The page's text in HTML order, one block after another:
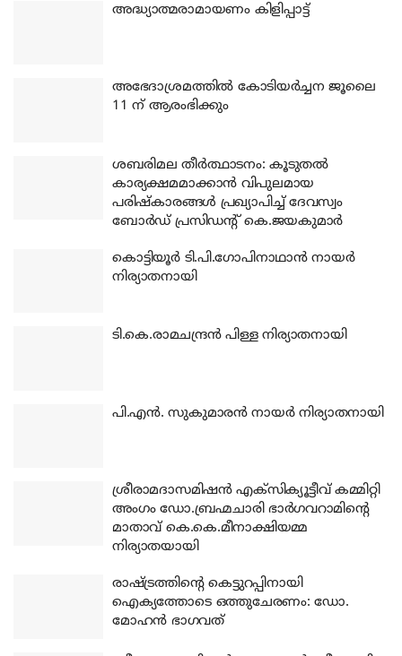
അദ്ധ്യാത്മരാമായണം കിളിപ്പാട്ട്
അഭേദാശ്രമത്തില്‍ കോടിയര്‍ച്ചന ജൂലൈ
11 ന് ആരംഭിക്കും
ശബരിമല തീര്‍ത്ഥാടനം: കൂടുതല്‍
കാര്യക്ഷമമാക്കാന്‍ വിപുലമായ
പരിഷ്‌കാരങ്ങള്‍ പ്രഖ്യാപിച്ച് ദേവസ്വം
ബോര്‍ഡ് പ്രസിഡന്റ് കെ.ജയകുമാര്‍
കൊട്ടിയൂര്‍ ടി.പി.ഗോപിനാഥാന്‍ നായര്‍
നിര്യാതനായി
ടി.കെ.രാമചന്ദ്രന്‍ പിള്ള നിര്യാതനായി
പി.എന്‍. സുകുമാരന്‍ നായര്‍ നിര്യാതനായി
ശ്രീരാമദാസമിഷന്‍ എക്‌സിക്യൂട്ടീവ് കമ്മിറ്റി
അംഗം ഡോ.ബ്രഹ്മചാരി ഭാര്‍ഗവറാമിന്റെ
മാതാവ് കെ.കെ.മീനാക്ഷിയമ്മ
നിര്യാതയായി
രാഷ്ട്രത്തിന്റെ കെട്ടുറപ്പിനായി
ഐക്യത്തോടെ ഒത്തുചേരണം: ഡോ.
മോഹന്‍ ഭാഗവത്